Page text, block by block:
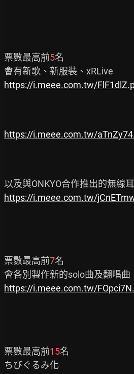
票數最高前5名
https://i.meee.com.tw/
https://i.meee.com.tw/
https://i.meee.com.tw/
票數最高前7名
https://i.meee.com.tw/
票數最高前15名